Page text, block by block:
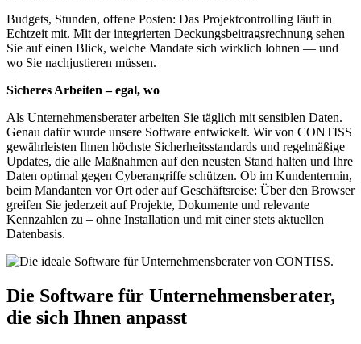
Budgets, Stunden, offene Posten: Das Projektcontrolling läuft in
Echtzeit mit. Mit der integrierten Deckungsbeitragsrechnung sehen
Sie auf einen Blick, welche Mandate sich wirklich lohnen — und
wo Sie nachjustieren müssen.
Sicheres Arbeiten – egal, wo
Als Unternehmensberater arbeiten Sie täglich mit sensiblen Daten.
Genau dafür wurde unsere Software entwickelt. Wir von CONTISS
gewährleisten Ihnen höchste Sicherheitsstandards und regelmäßige
Updates, die alle Maßnahmen auf den neusten Stand halten und Ihre
Daten optimal gegen Cyberangriffe schützen. Ob im Kundentermin,
beim Mandanten vor Ort oder auf Geschäftsreise: Über den Browser
greifen Sie jederzeit auf Projekte, Dokumente und relevante
Kennzahlen zu – ohne Installation und mit einer stets aktuellen
Datenbasis.
Die Software für Unternehmensberater,
die sich Ihnen anpasst